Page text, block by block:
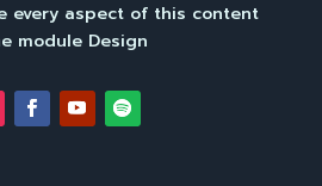
every aspect of this content
module Design